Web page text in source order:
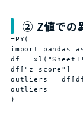
② Z値での
=PY(
import pandas
df =
df["z_score"]
outliers =
outliers
)